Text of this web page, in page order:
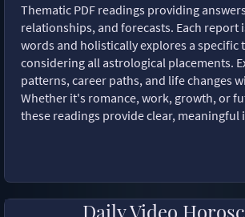
Thematic PDF readings providing
relationships, and forecasts. Each report
words and holistically explores a specific
considering all astrological placements.
patterns, career paths, and life changes
Whether it's romance, work, growth, or
these readings provide clear, meaningful
Daily Video